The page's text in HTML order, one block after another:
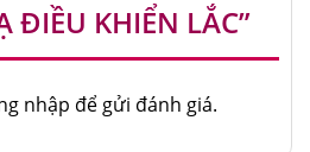
ĐIỀU KHIỂN LẮC”
nhập để gửi đánh giá.